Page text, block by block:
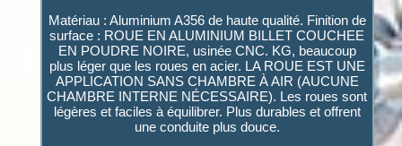
Matériau : Aluminium A356 de haute qualité. Finition de
surface : ROUE EN ALUMINIUM BILLET COUCHEE
EN POUDRE NOIRE, usinée CNC. KG, beaucoup
plus léger que les roues en acier. LA ROUE EST UNE
APPLICATION SANS CHAMBRE À AIR (AUCUNE
CHAMBRE INTERNE NÉCESSAIRE). Les roues sont
légères et faciles à équilibrer. Plus durables et offrent
une conduite plus douce.